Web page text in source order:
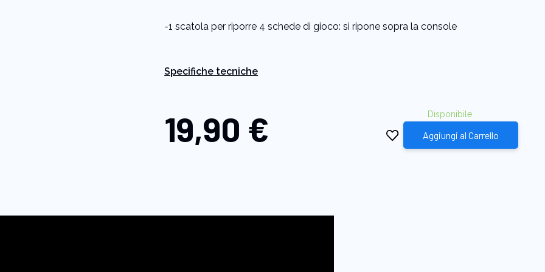
-1 scatola per riporre 4 schede di gioco: si ripone sopra la console
Specifiche tecniche
19,90 € Disponibile
Aggiungi al Carrello